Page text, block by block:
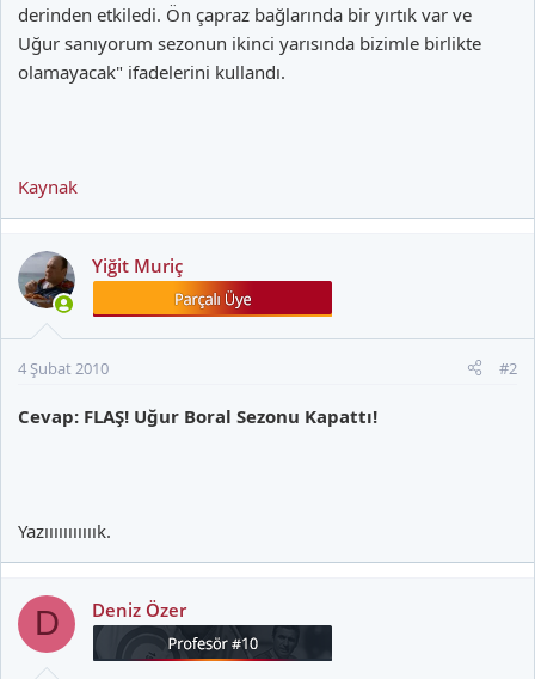
derinden etkiledi. Ön çapraz bağlarında bir yırtık var ve
Uğur sanıyorum sezonun ikinci yarısında bizimle birlikte
olamayacak" ifadelerini kullandı.
Kaynak
Yiğit Muriç
4 Şubat 2010 #2
Cevap: FLAŞ! Uğur Boral Sezonu Kapattı!
Yazııııııııııık.
D Deniz Özer